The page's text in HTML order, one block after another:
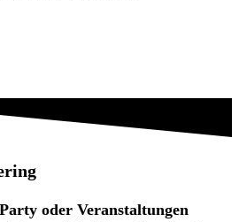
oder Veranstaltungen